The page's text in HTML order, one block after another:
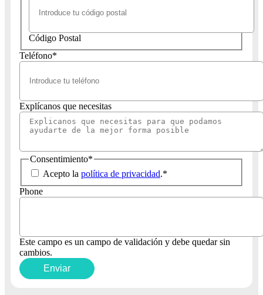
Código Postal
Teléfono*
Explícanos que necesitas
Consentimiento*
Acepto la política de privacidad.*
Phone
Este campo es un campo de validación y debe quedar sin
cambios.